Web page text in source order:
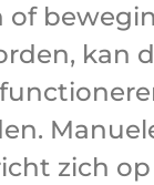
of
kan
zich